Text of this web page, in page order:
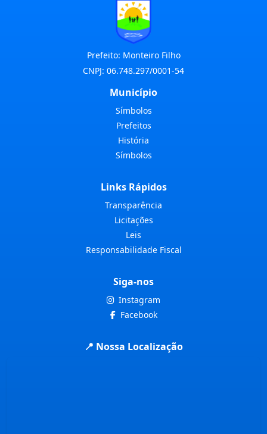
Prefeito: Monteiro Filho
CNPJ: 06.748.297/0001-54
Município
Símbolos
Prefeitos
História
Símbolos
Links Rápidos
Transparência
Licitações
Leis
Responsabilidade Fiscal
Siga-nos
Instagram
Facebook
📍 Nossa Localização